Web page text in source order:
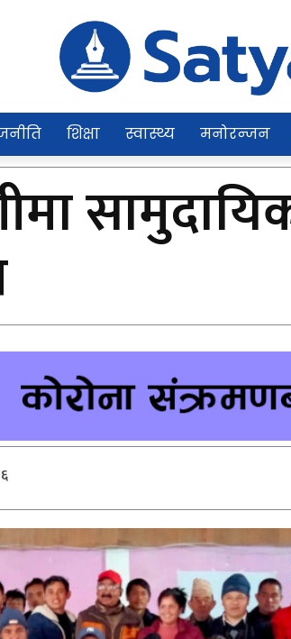
शिक्षा स्वास्थ्य मनोरन्जन